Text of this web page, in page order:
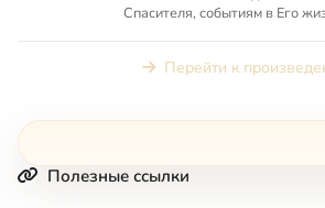
Спасителя, событиям в Его
Перейти к
Полезные ссылки